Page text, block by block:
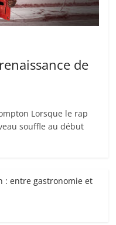
de
Lorsque le rap
souffle au début
: entre gastronomie et